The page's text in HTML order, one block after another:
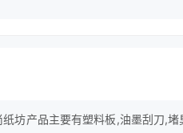
纸坊产品主要有塑料板,油墨刮刀,